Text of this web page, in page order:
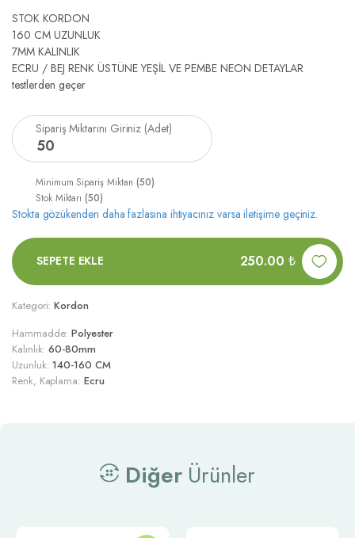
STOK KORDON
160 CM UZUNLUK
7MM KALINLIK
ECRU / BEJ RENK ÜSTÜNE YEŞİL VE PEMBE NEON DETAYLAR
testlerden geçer
Sipariş Miktarını Giriniz (Adet)
50
Minimum Sipariş Miktarı(50)
Stok Miktarı(50)
Stokta gözükenden daha fazlasına ihtiyacınız varsa iletişime geçiniz.
SEPETE EKLE 250.00 ₺
Kategori:Kordon
Hammadde:Polyester
Kalınlık:60-80mm
Uzunluk:140-160 CM
Renk, Kaplama: Ecru
DiğerÜrünler